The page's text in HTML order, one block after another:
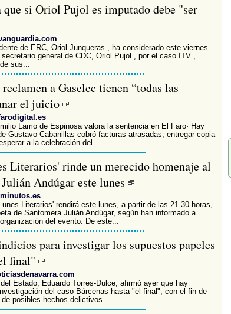
que si Oriol Pujol es imputado debe "ser
de ERC, Oriol Junqueras , ha considerado este viernes
general de CDC, Oriol Pujol , por el caso ITV ,
sus...
a Gaselec tienen “todas las
el juicio
Lamo de Espinosa valora la sentencia en El Faro· Hay
Gustavo Cabanillas cobró facturas atrasadas, entregar copia
a la celebración del...
Literarios' rinde un merecido homenaje al
Andúgar este lunes
Literarios' rendirá este lunes, a partir de las 21.30 horas,
de Santomera Julián Andúgar, según han informado a
del evento. De este...
para investigar los supuestos papeles
final"
Estado, Eduardo Torres-Dulce, afirmó ayer que hay
del caso Bárcenas hasta "el final", con el fin de
posibles hechos delictivos...